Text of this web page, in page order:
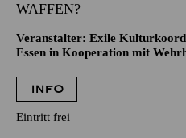
WAFFEN?
Veranstalter: Exile
Essen in Kooperation mit
INFO
Eintritt frei